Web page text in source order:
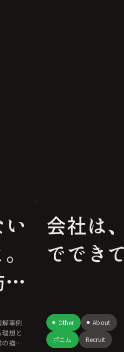
事例
理想と
描く
会社は
ででき
Other
About
ポエム
Recruit